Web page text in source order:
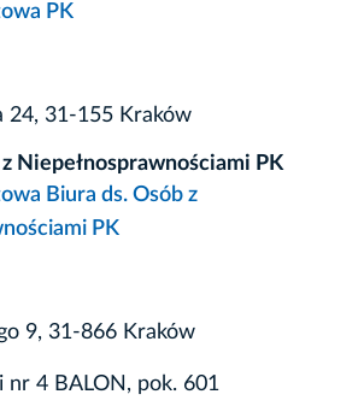
PK
24, 31-155 Kraków
Niepełnosprawnościami PK
Biura ds. Osób z
PK
9, 31-866 Kraków
nr 4 BALON, pok. 601